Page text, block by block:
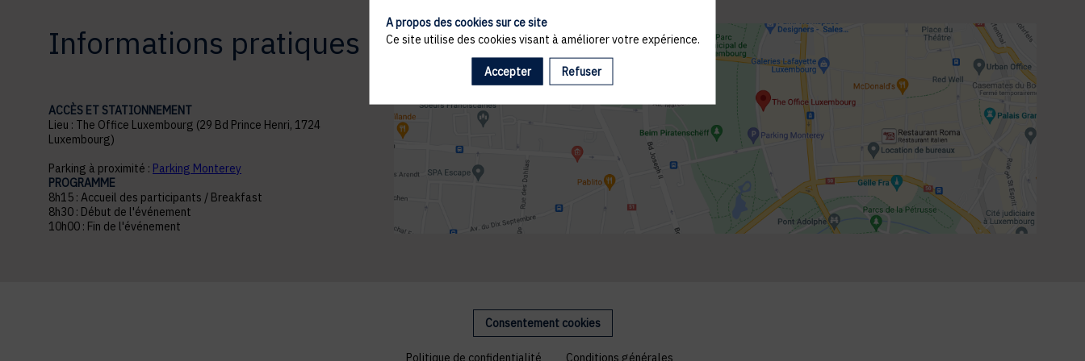
Informations pratiques
ACCÈS ET STATIONNEMENT
Lieu : The Office Luxembourg (29 Bd Prince Henri, 1724
Luxembourg)
Parking à proximité : Parking Monterey
PROGRAMME
8h15 : Accueil des participants / Breakfast
8h30 : Début de l'événement
10h00 : Fin de l'événement
Consentement cookies
Politique de confidentialité Conditions générales
A propos des cookies sur ce site
Ce site utilise des cookies visant à améliorer votre expérience.
Accepter Refuser